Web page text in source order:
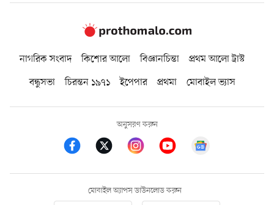
নাগরিক সংবাদ কিশোর আলো বিজ্ঞানচিন্তা
প্রথম আলো ট্রাস্ট
বন্ধুসভা
চিরন্তন ১৯৭১ ইপেপার প্রথমা মোবাইল ভ্যাস
অনুসরণ করুন
মোবাইল অ্যাপস ডাউনলোড করুন